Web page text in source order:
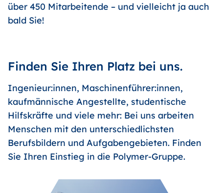
über 450 Mitarbeitende – und vielleicht ja auch
bald Sie!
Finden Sie Ihren Platz bei uns.
Ingenieur:innen, Maschinenführer:innen,
kaufmännische Angestellte, studentische
Hilfskräfte und viele mehr: Bei uns arbeiten
Menschen mit den unterschiedlichsten
Berufsbildern und Aufgabengebieten. Finden
Sie Ihren Einstieg in die Polymer-Gruppe.